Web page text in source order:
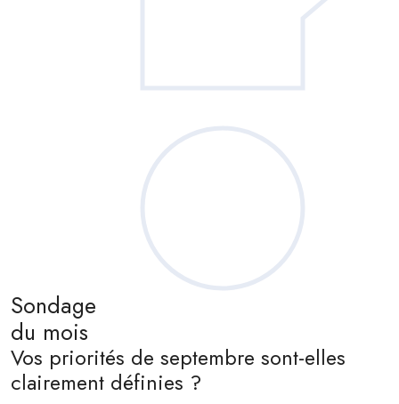
Sondage
du mois
Vos priorités de septembre sont-elles
clairement définies ?